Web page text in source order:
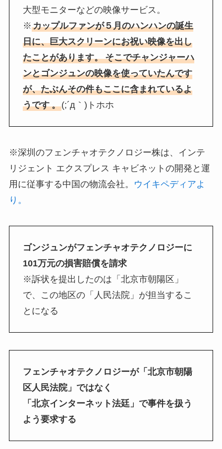
大型モニターなどの映像サービス。
※カップルファンが５月のハンハンの誕生
日に、巨大スクリーンにお祝い映像を出し
たことがあります。 そこでチャンジャーハ
ンとゴンジュンの映像を使っていたんです
が、たぶんその件もここに含まれているよ
うです 。(;´д｀)トホホ
※深圳のフェンチャオテクノロジー株は、インテ
リジェント エクスプレス キャビネットの開発と運
用に従事する中国の物流会社。
ウイキペディアよ
り。
ゴンジュンがフェンチャオテクノロジーに
101万元の損害賠償を請求
※訴状を提出したのは「北京市朝陽区」
で、この地区の「人民法院」が担当するこ
とになる
フェンチャオテクノロジーが「北京市朝陽
区人民法院」ではなく
「北京インターネット法廷」で事件を扱う
よう要求する